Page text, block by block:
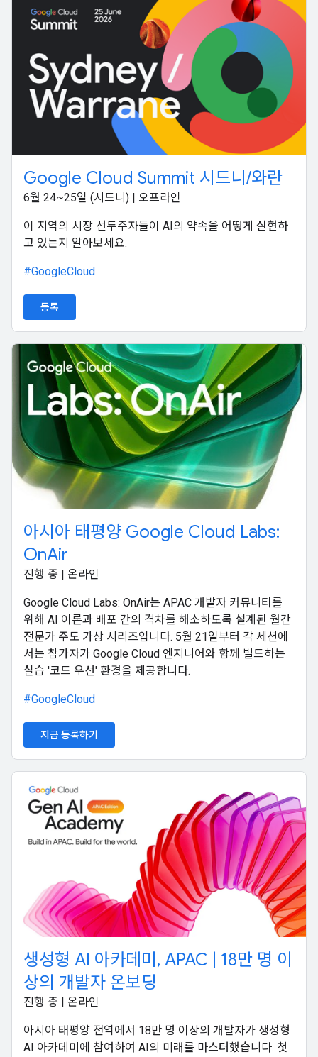
Google Cloud Summit 시드니/와란
6월 24~25일 (시드니) | 오프라인
이 지역의 시장 선두주자들이 AI의 약속을 어떻게 실현하
고 있는지 알아보세요.
#GoogleCloud
등록
아시아 태평양 Google Cloud Labs:
OnAir
진행 중 | 온라인
Google Cloud Labs: OnAir는 APAC 개발자 커뮤니티를
위해 AI 이론과 배포 간의 격차를 해소하도록 설계된 월간
전문가 주도 가상 시리즈입니다. 5월 21일부터 각 세션에
서는 참가자가 Google Cloud 엔지니어와 함께 빌드하는
실습 '코드 우선' 환경을 제공합니다.
#GoogleCloud
지금 등록하기
생성형 AI 아카데미, APAC | 18만 명 이
상의 개발자 온보딩
진행 중 | 온라인
아시아 태평양 전역에서 18만 명 이상의 개발자가 생성형
AI 아카데미에 참여하여 AI의 미래를 마스터했습니다. 첫